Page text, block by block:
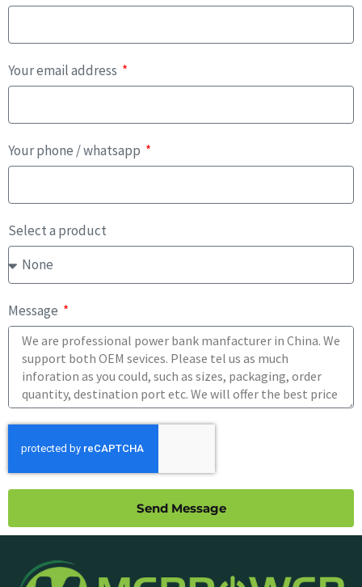
Your email address
Your phone / whatsapp
Select a product
Message
Send Message